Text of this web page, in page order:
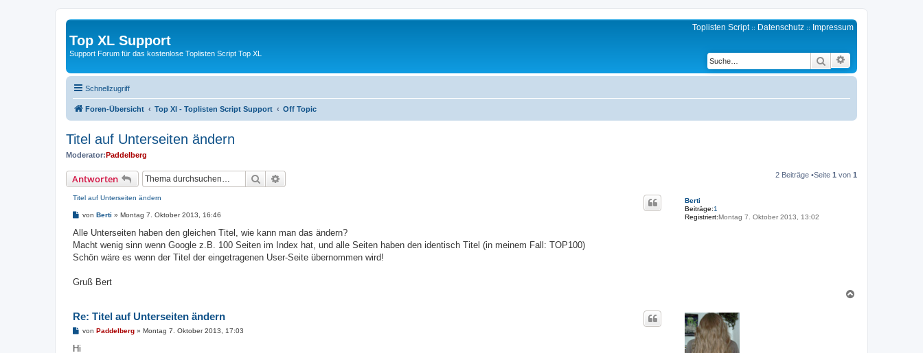
Top XL Support
Support Forum für das kostenlose Toplisten Script Top XL
Toplisten Script:: Datenschutz :: Impressum
Suche
Schnellzugriff
Foren-Übersicht Top Xl - Toplisten Script Support Off Topic
Titel auf Unterseiten ändern
Moderator:Paddelberg
Antworten Suche 2 Beiträge •Seite 1 von 1
Berti
Beiträge:1
Registriert:Montag 7. Oktober 2013, 13:02
Titel auf Unterseiten ändern
B
i
r
a
von Berti » Montag 7. Oktober 2013, 16:46
Alle Unterseiten haben den gleichen Titel, wie kann man das ändern?
Macht wenig sinn wenn Google z.B. 100 Seiten im Index hat, und alle Seiten haben den identisch Titel (in meinem Fall: TOP100)
Schön wäre es wenn der Titel der eingetragenen User-Seite übernommen wird!
Gruß Bert
Re: Titel auf Unterseiten ändern
B
i
von Paddelberg » Montag 7. Oktober 2013, 17:03
Hi